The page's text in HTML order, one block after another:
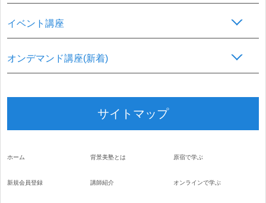
イベント講座
オンデマンド講座(新着)
サイトマップ
ホーム
新規会員登録
背景美塾とは
講師紹介
原宿で学ぶ
オンラインで学ぶ